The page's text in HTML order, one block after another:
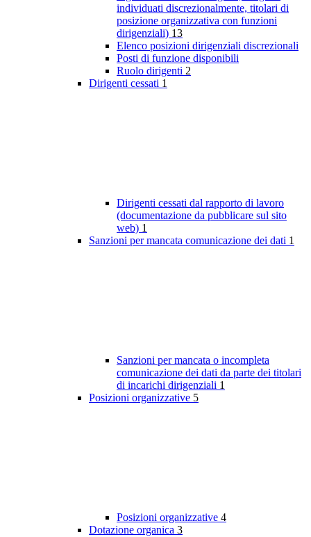
individuati discrezionalmente, titolari di
posizione organizzativa con funzioni
dirigenziali) 13
Elenco posizioni dirigenziali discrezionali
Posti di funzione disponibili
Ruolo dirigenti 2
Dirigenti cessati 1
Dirigenti cessati dal rapporto di lavoro
(documentazione da pubblicare sul sito
web) 1
Sanzioni per mancata comunicazione dei dati 1
Sanzioni per mancata o incompleta
comunicazione dei dati da parte dei titolari
di incarichi dirigenziali 1
Posizioni organizzative 5
Posizioni organizzative 4
Dotazione organica 3